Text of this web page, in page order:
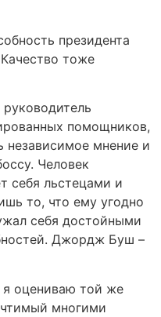
президента
тоже
помощников,
независимое мнение и
Человек
себя льстецами и
то, что ему угодно
себя достойными
Джордж Буш –
я оцениваю той же
многими